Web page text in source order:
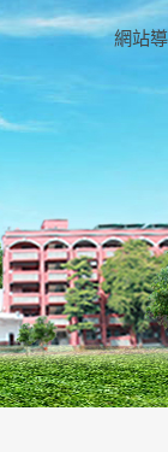
網站